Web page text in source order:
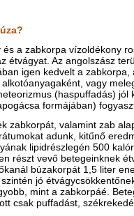
és a zabkorpa vízoldékony
étvágyat. Az angolszász
igen kedvelt a
vagy
(haspuffadás) jól
formájában)
zabkorpát, valamint zab
adunk, kitűnő
lipidrészlegén 500
részt vevő betegeinknek
búzakorpát 1,5 liter
jó
mint a zabkorpáé.
csak puffadást,